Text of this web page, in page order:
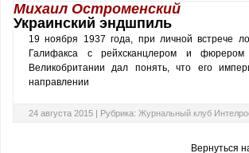
Михаил Остроменский
Украинский эндшпиль
19 ноября 1937 года, при личной встрече
Галифакса с рейхсканцлером и фюрером
Великобритании дал понять, что его
направлении
24 августа 2015 | Рубрика: Журнальный клуб
Вернуться